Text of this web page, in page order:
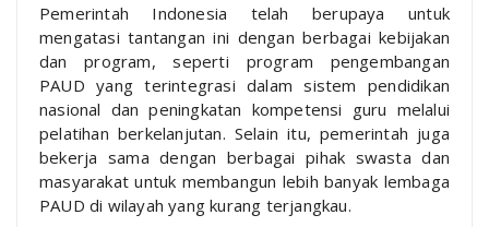
Pemerintah Indonesia telah berupaya untuk
mengatasi tantangan ini dengan berbagai kebijakan
dan program, seperti program pengembangan
PAUD yang terintegrasi dalam sistem pendidikan
nasional dan peningkatan kompetensi guru melalui
pelatihan berkelanjutan. Selain itu, pemerintah juga
bekerja sama dengan berbagai pihak swasta dan
masyarakat untuk membangun lebih banyak lembaga
PAUD di wilayah yang kurang terjangkau.